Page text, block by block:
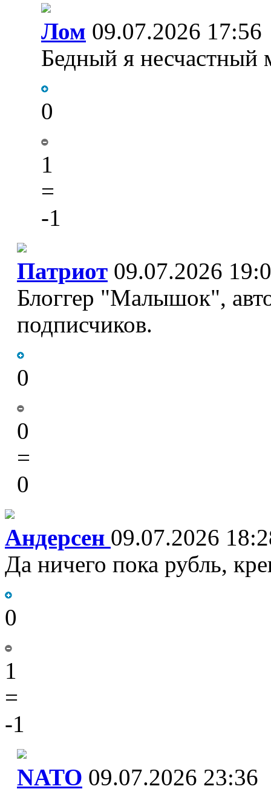
Лом 09.07.2026 17:56
Бедный я несчастный
0
1
=
-1
Патриот 09.07.2026
Блоггер "Малышок",
подписчиков.
0
0
=
0
Андерсен 09.07.2026
Да ничего пока рубль,
0
1
=
-1
NATO 09.07.2026 23:36